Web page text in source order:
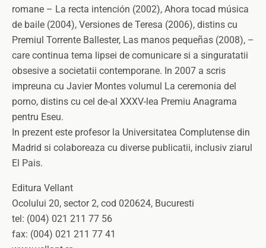
romane – La recta intención (2002), Ahora tocad música
de baile (2004), Versiones de Teresa (2006), distins cu
Premiul Torrente Ballester, Las manos pequeñas (2008), –
care continua tema lipsei de comunicare si a singuratatii
obsesive a societatii contemporane. In 2007 a scris
impreuna cu Javier Montes volumul La ceremonia del
porno, distins cu cel de-al XXXV-lea Premiu Anagrama
pentru Eseu.
In prezent este profesor la Universitatea Complutense din
Madrid si colaboreaza cu diverse publicatii, inclusiv ziarul
El Pais.
Editura Vellant
Ocolului 20, sector 2, cod 020624, Bucuresti
tel: (004) 021 211 77 56
fax: (004) 021 211 77 41